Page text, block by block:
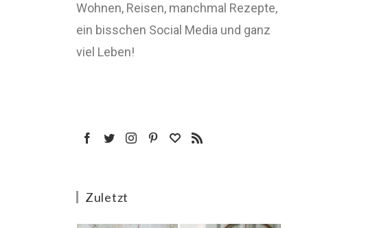
Wohnen, Reisen, manchmal Rezepte,
ein bisschen Social Media und ganz
viel Leben!
Zuletzt